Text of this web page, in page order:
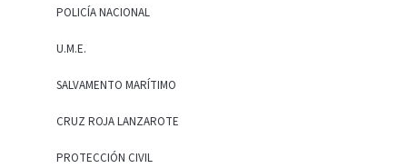
POLICÍA NACIONAL
U.M.E.
SALVAMENTO MARÍTIMO
CRUZ ROJA LANZAROTE
PROTECCIÓN CIVIL